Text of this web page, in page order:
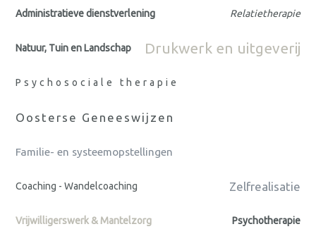
Administratieve dienstverlening Relatietherapie
Natuur, Tuin en Landschap Drukwerk en uitgeverij
Psychosociale therapie
Oosterse Geneeswijzen
Familie- en systeemopstellingen
Coaching - Wandelcoaching Zelfrealisatie
Vrijwilligerswerk & Mantelzorg Psychotherapie